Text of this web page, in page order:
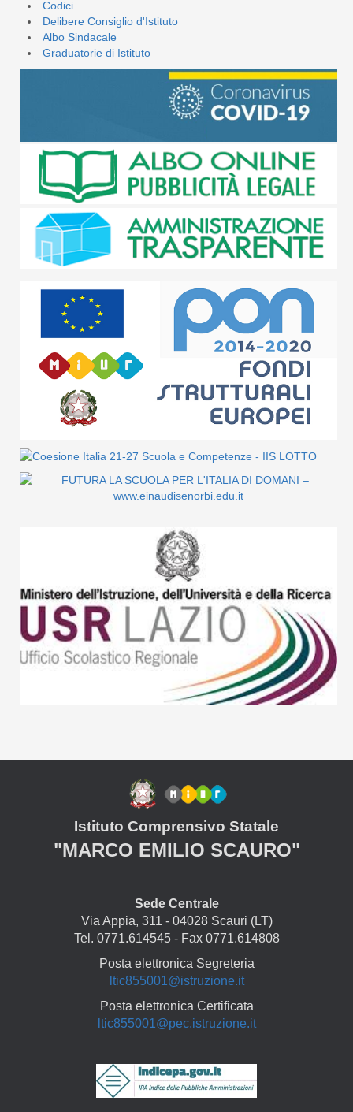
Codici
Delibere Consiglio d'Istituto
Albo Sindacale
Graduatorie di Istituto
Istituto Comprensivo Statale
"MARCO EMILIO SCAURO"
Sede Centrale
Via Appia, 311 - 04028 Scauri (LT)
Tel. 0771.614545 - Fax 0771.614808
Posta elettronica Segreteria
ltic855001@istruzione.it
Posta elettronica Certificata
ltic855001@pec.istruzione.it